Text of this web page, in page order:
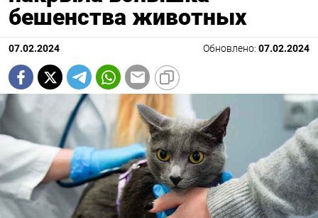
бешенства животных
07.02.2024 Обновлено: 07.02.2024